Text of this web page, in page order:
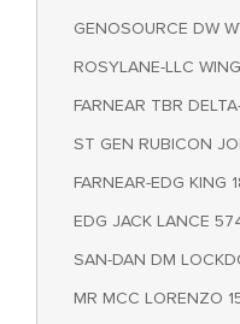
GENOSOURCE DW
ROSYLANE-LLC
FARNEAR TBR
ST GEN RUBICON
FARNEAR-EDG KING
EDG JACK LANCE
SAN-DAN DM
MR MCC LORENZO